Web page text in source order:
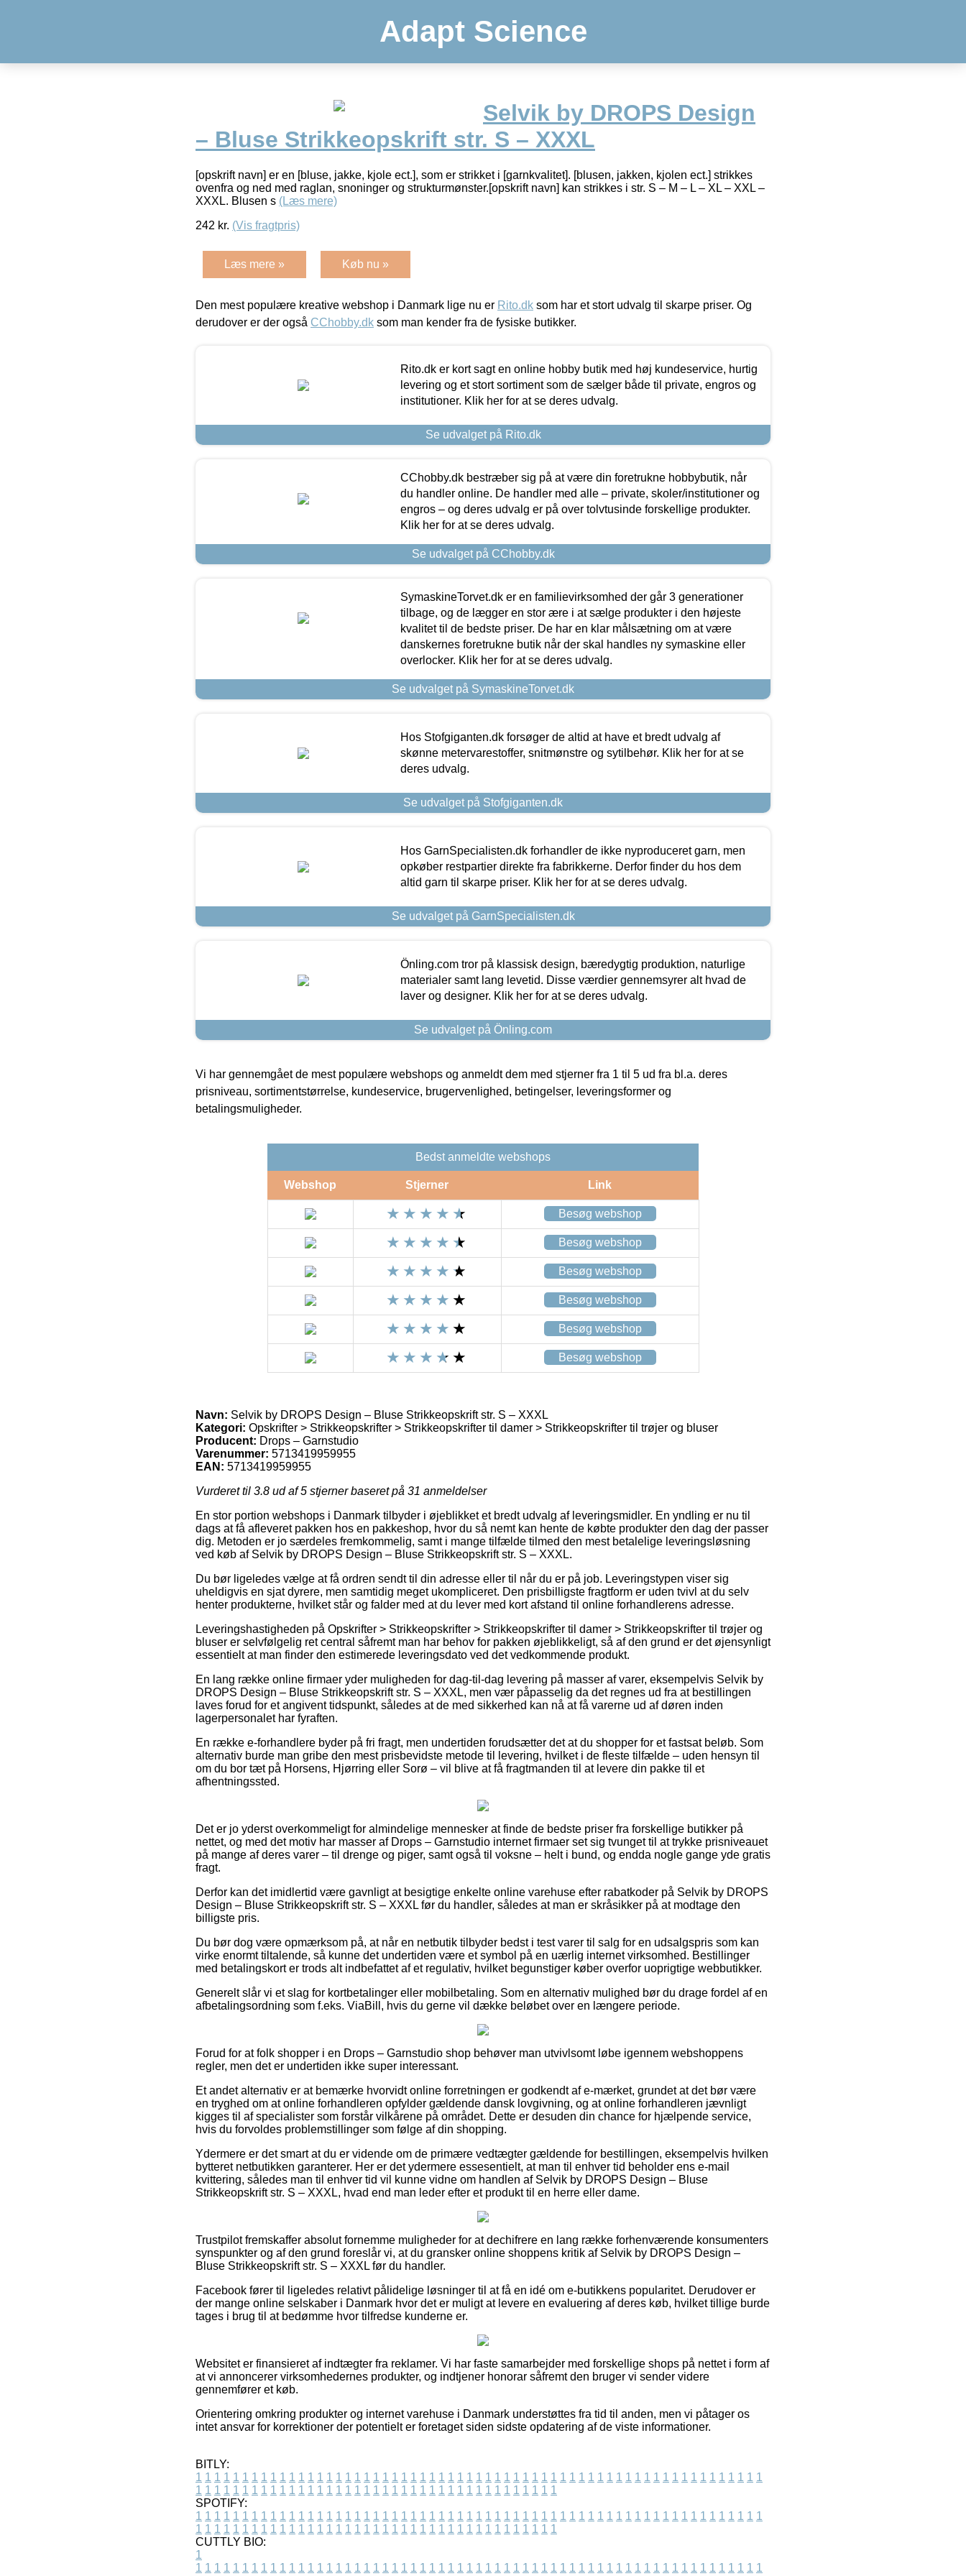
Adapt Science
Selvik by DROPS Design
– Bluse Strikkeopskrift str. S – XXXL
[opskrift navn] er en [bluse, jakke, kjole ect.], som er strikket i [garnkvalitet]. [blusen, jakken, kjolen ect.] strikkes
ovenfra og ned med raglan, snoninger og strukturmønster.[opskrift navn] kan strikkes i str. S – M – L – XL – XXL –
XXXL. Blusen s (Læs mere)
242 kr. (Vis fragtpris)
Læs mere » Køb nu »
Den mest populære kreative webshop i Danmark lige nu er Rito.dk som har et stort udvalg til skarpe priser. Og
derudover er der også CChobby.dk som man kender fra de fysiske butikker.
Rito.dk er kort sagt en online hobby butik med høj kundeservice, hurtig
levering og et stort sortiment som de sælger både til private, engros og
institutioner. Klik her for at se deres udvalg.
Se udvalget på Rito.dk
CChobby.dk bestræber sig på at være din foretrukne hobbybutik, når
du handler online. De handler med alle – private, skoler/institutioner og
engros – og deres udvalg er på over tolvtusinde forskellige produkter.
Klik her for at se deres udvalg.
Se udvalget på CChobby.dk
SymaskineTorvet.dk er en familievirksomhed der går 3 generationer
tilbage, og de lægger en stor ære i at sælge produkter i den højeste
kvalitet til de bedste priser. De har en klar målsætning om at være
danskernes foretrukne butik når der skal handles ny symaskine eller
overlocker. Klik her for at se deres udvalg.
Se udvalget på SymaskineTorvet.dk
Hos Stofgiganten.dk forsøger de altid at have et bredt udvalg af
skønne metervarestoffer, snitmønstre og sytilbehør. Klik her for at se
deres udvalg.
Se udvalget på Stofgiganten.dk
Hos GarnSpecialisten.dk forhandler de ikke nyproduceret garn, men
opkøber restpartier direkte fra fabrikkerne. Derfor finder du hos dem
altid garn til skarpe priser. Klik her for at se deres udvalg.
Se udvalget på GarnSpecialisten.dk
Önling.com tror på klassisk design, bæredygtig produktion, naturlige
materialer samt lang levetid. Disse værdier gennemsyrer alt hvad de
laver og designer. Klik her for at se deres udvalg.
Se udvalget på Önling.com
Vi har gennemgået de mest populære webshops og anmeldt dem med stjerner fra 1 til 5 ud fra bl.a. deres
prisniveau, sortimentstørrelse, kundeservice, brugervenlighed, betingelser, leveringsformer og
betalingsmuligheder.
Bedst anmeldte webshops
Webshop Stjerner Link
Besøg webshop
Besøg webshop
Besøg webshop
Besøg webshop
Besøg webshop
Besøg webshop
Navn: Selvik by DROPS Design – Bluse Strikkeopskrift str. S – XXXL
Kategori: Opskrifter > Strikkeopskrifter > Strikkeopskrifter til damer > Strikkeopskrifter til trøjer og bluser
Producent: Drops – Garnstudio
Varenummer: 5713419959955
EAN: 5713419959955
Vurderet til 3.8 ud af 5 stjerner baseret på 31 anmeldelser
En stor portion webshops i Danmark tilbyder i øjeblikket et bredt udvalg af leveringsmidler. En yndling er nu til
dags at få afleveret pakken hos en pakkeshop, hvor du så nemt kan hente de købte produkter den dag der passer
dig. Metoden er jo særdeles fremkommelig, samt i mange tilfælde tilmed den mest betalelige leveringsløsning
ved køb af Selvik by DROPS Design – Bluse Strikkeopskrift str. S – XXXL.
Du bør ligeledes vælge at få ordren sendt til din adresse eller til når du er på job. Leveringstypen viser sig
uheldigvis en sjat dyrere, men samtidig meget ukompliceret. Den prisbilligste fragtform er uden tvivl at du selv
henter produkterne, hvilket står og falder med at du lever med kort afstand til online forhandlerens adresse.
Leveringshastigheden på Opskrifter > Strikkeopskrifter > Strikkeopskrifter til damer > Strikkeopskrifter til trøjer og
bluser er selvfølgelig ret central såfremt man har behov for pakken øjeblikkeligt, så af den grund er det øjensynligt
essentielt at man finder den estimerede leveringsdato ved det vedkommende produkt.
En lang række online firmaer yder muligheden for dag-til-dag levering på masser af varer, eksempelvis Selvik by
DROPS Design – Bluse Strikkeopskrift str. S – XXXL, men vær påpasselig da det regnes ud fra at bestillingen
laves forud for et angivent tidspunkt, således at de med sikkerhed kan nå at få varerne ud af døren inden
lagerpersonalet har fyraften.
En række e-forhandlere byder på fri fragt, men undertiden forudsætter det at du shopper for et fastsat beløb. Som
alternativ burde man gribe den mest prisbevidste metode til levering, hvilket i de fleste tilfælde – uden hensyn til
om du bor tæt på Horsens, Hjørring eller Sorø – vil blive at få fragtmanden til at levere din pakke til et
afhentningssted.
Det er jo yderst overkommeligt for almindelige mennesker at finde de bedste priser fra forskellige butikker på
nettet, og med det motiv har masser af Drops – Garnstudio internet firmaer set sig tvunget til at trykke prisniveauet
på mange af deres varer – til drenge og piger, samt også til voksne – helt i bund, og endda nogle gange yde gratis
fragt.
Derfor kan det imidlertid være gavnligt at besigtige enkelte online varehuse efter rabatkoder på Selvik by DROPS
Design – Bluse Strikkeopskrift str. S – XXXL før du handler, således at man er skråsikker på at modtage den
billigste pris.
Du bør dog være opmærksom på, at når en netbutik tilbyder bedst i test varer til salg for en udsalgspris som kan
virke enormt tiltalende, så kunne det undertiden være et symbol på en uærlig internet virksomhed. Bestillinger
med betalingskort er trods alt indbefattet af et regulativ, hvilket begunstiger køber overfor uoprigtige webbutikker.
Generelt slår vi et slag for kortbetalinger eller mobilbetaling. Som en alternativ mulighed bør du drage fordel af en
afbetalingsordning som f.eks. ViaBill, hvis du gerne vil dække beløbet over en længere periode.
Forud for at folk shopper i en Drops – Garnstudio shop behøver man utvivlsomt løbe igennem webshoppens
regler, men det er undertiden ikke super interessant.
Et andet alternativ er at bemærke hvorvidt online forretningen er godkendt af e-mærket, grundet at det bør være
en tryghed om at online forhandleren opfylder gældende dansk lovgivning, og at online forhandleren jævnligt
kigges til af specialister som forstår vilkårene på området. Dette er desuden din chance for hjælpende service,
hvis du forvoldes problemstillinger som følge af din shopping.
Ydermere er det smart at du er vidende om de primære vedtægter gældende for bestillingen, eksempelvis hvilken
bytteret netbutikken garanterer. Her er det ydermere essesentielt, at man til enhver tid beholder ens e-mail
kvittering, således man til enhver tid vil kunne vidne om handlen af Selvik by DROPS Design – Bluse
Strikkeopskrift str. S – XXXL, hvad end man leder efter et produkt til en herre eller dame.
Trustpilot fremskaffer absolut fornemme muligheder for at dechifrere en lang række forhenværende konsumenters
synspunkter og af den grund foreslår vi, at du gransker online shoppens kritik af Selvik by DROPS Design –
Bluse Strikkeopskrift str. S – XXXL før du handler.
Facebook fører til ligeledes relativt pålidelige løsninger til at få en idé om e-butikkens popularitet. Derudover er
der mange online selskaber i Danmark hvor det er muligt at levere en evaluering af deres køb, hvilket tillige burde
tages i brug til at bedømme hvor tilfredse kunderne er.
Websitet er finansieret af indtægter fra reklamer. Vi har faste samarbejder med forskellige shops på nettet i form af
at vi annoncerer virksomhedernes produkter, og indtjener honorar såfremt den bruger vi sender videre
gennemfører et køb.
Orientering omkring produkter og internet varehuse i Danmark understøttes fra tid til anden, men vi påtager os
intet ansvar for korrektioner der potentielt er foretaget siden sidste opdatering af de viste informationer.
BITLY:
1 1 1 1 1 1 1 1 1 1 1 1 1 1 1 1 1 1 1 1 1 1 1 1 1 1 1 1 1 1 1 1 1 1 1 1 1 1 1 1 1 1 1 1 1 1 1 1 1 1 1 1 1 1 1 1 1 1 1 1 1
1 1 1 1 1 1 1 1 1 1 1 1 1 1 1 1 1 1 1 1 1 1 1 1 1 1 1 1 1 1 1 1 1 1 1 1 1 1 1
SPOTIFY:
1 1 1 1 1 1 1 1 1 1 1 1 1 1 1 1 1 1 1 1 1 1 1 1 1 1 1 1 1 1 1 1 1 1 1 1 1 1 1 1 1 1 1 1 1 1 1 1 1 1 1 1 1 1 1 1 1 1 1 1 1
1 1 1 1 1 1 1 1 1 1 1 1 1 1 1 1 1 1 1 1 1 1 1 1 1 1 1 1 1 1 1 1 1 1 1 1 1 1 1
CUTTLY BIO:
1
1 1 1 1 1 1 1 1 1 1 1 1 1 1 1 1 1 1 1 1 1 1 1 1 1 1 1 1 1 1 1 1 1 1 1 1 1 1 1 1 1 1 1 1 1 1 1 1 1 1 1 1 1 1 1 1 1 1 1 1 1